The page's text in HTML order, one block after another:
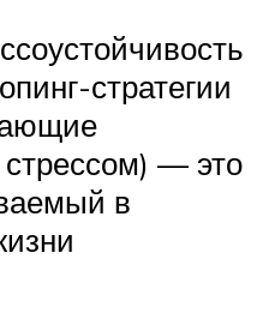
стратегии
стрессом) — это
в